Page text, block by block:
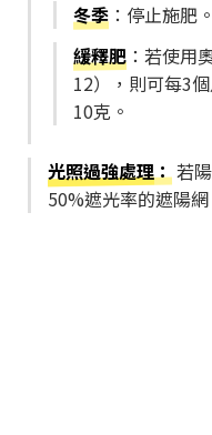
冬季 ：停止施肥。
緩釋肥 ：若使用
12），則可每3
10克。
光照過強處理：若
50%遮光率的遮陽